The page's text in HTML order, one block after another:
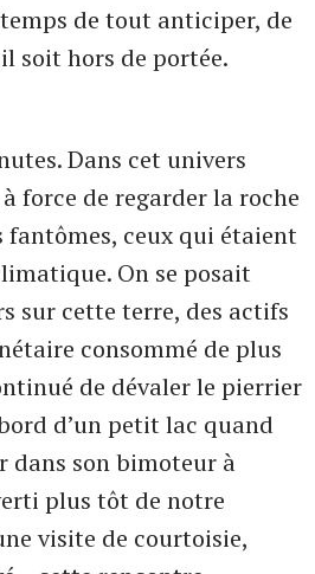
de tout anticiper, de
soit hors de portée.
Dans cet univers
force de regarder la roche
fantômes, ceux qui étaient
On se posait
sur cette terre, des actifs
consommé de plus
de dévaler le pierrier
d’un petit lac quand
dans son bimoteur à
plus tôt de notre
visite de courtoisie,